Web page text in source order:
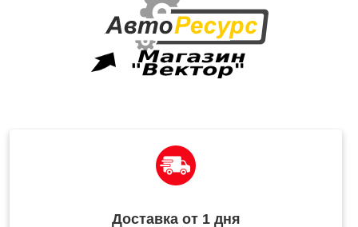
Доставка от 1 дня